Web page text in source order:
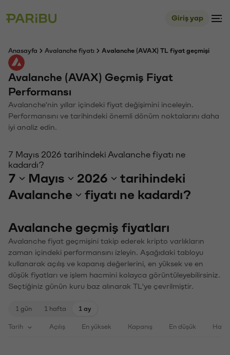
Giriş yap
Anasayfa Avalanche fiyatı Avalanche (AVAX) TL fiyat geçmişi
Avalanche (AVAX) Geçmiş Fiyat
Performansı
Avalanche'nin yıllar içindeki fiyat değişimini inceleyin.
Performansını ve tarihindeki önemli dönüm noktalarını daha
iyi analiz edin.
7 Mayıs 2026 tarihindeki Avalanche fiyatı ne
kadardı?
7 Mayıs 2026
tarihindeki
Avalanche
fiyatı ne kadardı?
Avalanche geçmiş fiyatları
Avalanche fiyat geçmişini takip ederek kripto varlıkların
zaman içindeki performansını izleyin. Aşağıdaki tabloyu
kullanarak açılış ve kapanış değerlerini, en yüksek ve en
düşük fiyatları ve işlem hacmini kolayca görüntüleyebilirsiniz.
Seçtiğiniz günün kuru baz alınarak TL'ye çevrilmiştir.
1 gün 1 hafta 1 ay
Tarih Açılış En yüksek Kapanış En düşük